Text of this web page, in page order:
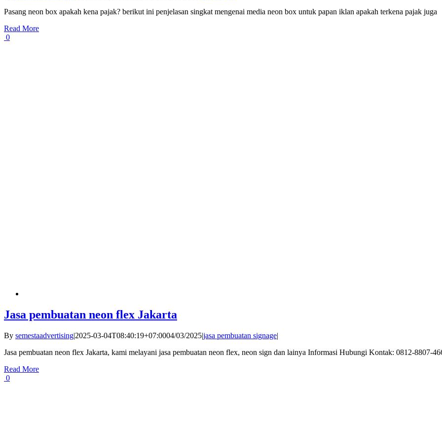
Pasang neon box apakah kena pajak? berikut ini penjelasan singkat mengenai media neon box untuk papan iklan apakah terkena pajak juga
Read More
0
Jasa pembuatan neon flex Jakarta
By semestaadvertising|2025-03-04T08:40:19+07:0004/03/2025|jasa pembuatan signage|
Jasa pembuatan neon flex Jakarta, kami melayani jasa pembuatan neon flex, neon sign dan lainya Informasi Hubungi Kontak: 0812-8807-
Read More
0